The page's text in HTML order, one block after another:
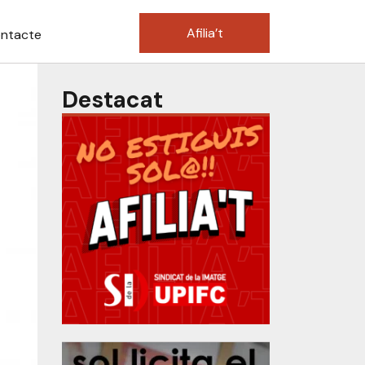
Afilia’t
Destacat